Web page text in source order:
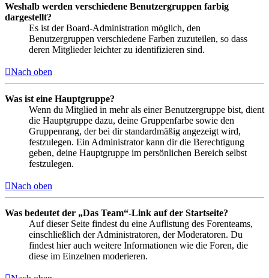
Weshalb werden verschiedene Benutzergruppen farbig
dargestellt?
Es ist der Board-Administration möglich, den
Benutzergruppen verschiedene Farben zuzuteilen, so dass
deren Mitglieder leichter zu identifizieren sind.
Nach oben
Was ist eine Hauptgruppe?
Wenn du Mitglied in mehr als einer Benutzergruppe bist, dient
die Hauptgruppe dazu, deine Gruppenfarbe sowie den
Gruppenrang, der bei dir standardmäßig angezeigt wird,
festzulegen. Ein Administrator kann dir die Berechtigung
geben, deine Hauptgruppe im persönlichen Bereich selbst
festzulegen.
Nach oben
Was bedeutet der „Das Team“-Link auf der Startseite?
Auf dieser Seite findest du eine Auflistung des Forenteams,
einschließlich der Administratoren, der Moderatoren. Du
findest hier auch weitere Informationen wie die Foren, die
diese im Einzelnen moderieren.